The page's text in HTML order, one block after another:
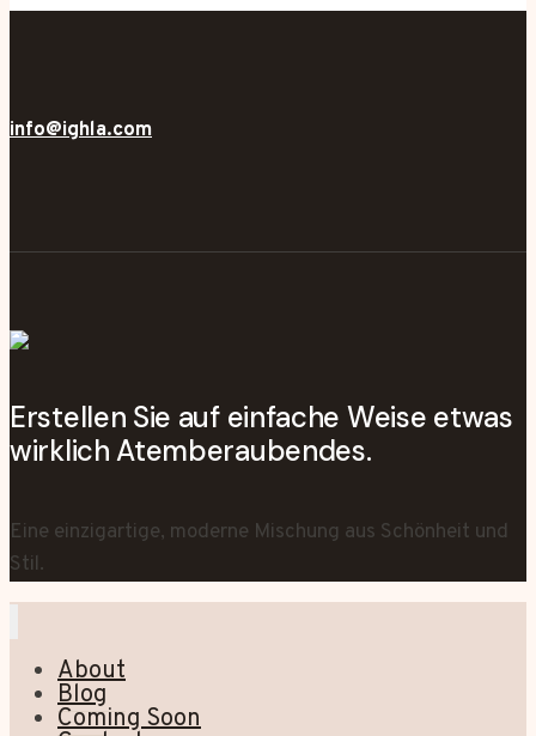
info@ighla.com
Erstellen Sie auf einfache Weise etwas
wirklich Atemberaubendes.
Eine einzigartige, moderne Mischung aus Schönheit und
Stil.
About
Blog
Coming Soon